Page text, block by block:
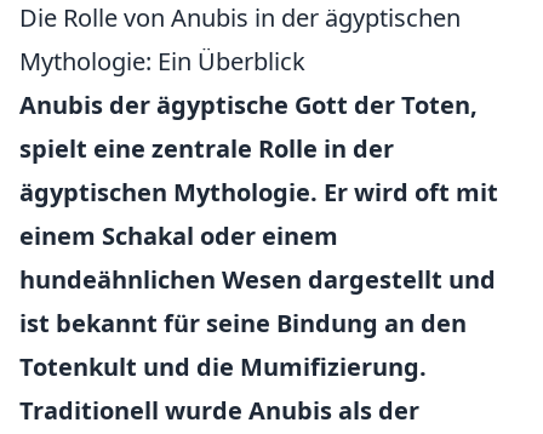
Die Rolle von Anubis in der ägyptischen
Mythologie: Ein Überblick
Anubis der ägyptische Gott der Toten,
spielt eine zentrale Rolle in der
ägyptischen Mythologie. Er wird oft mit
einem Schakal oder einem
hundeähnlichen Wesen dargestellt und
ist bekannt für seine Bindung an den
Totenkult und die Mumifizierung.
Traditionell wurde Anubis als der